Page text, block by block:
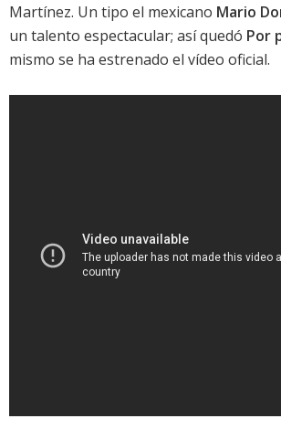
Martínez. Un tipo el mexicano Mario
un talento espectacular; así quedó Por
mismo se ha estrenado el vídeo oficial.